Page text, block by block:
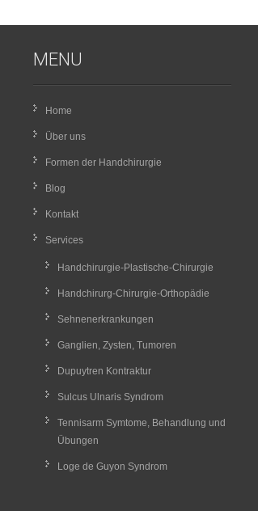
MENU
Home
Über uns
Formen der Handchirurgie
Blog
Kontakt
Services
Handchirurgie-Plastische-Chirurgie
Handchirurg-Chirurgie-Orthopädie
Sehnenerkrankungen
Ganglien, Zysten, Tumoren
Dupuytren Kontraktur
Sulcus Ulnaris Syndrom
Tennisarm Symtome, Behandlung und
Übungen
Loge de Guyon Syndrom